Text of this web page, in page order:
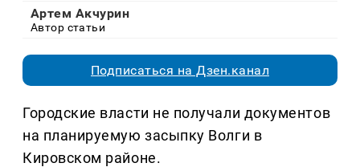
Артем Акчурин
Автор статьи
Подписаться на Дзен.канал
Городские власти не получали документов
на планируемую засыпку Волги в
Кировском районе.